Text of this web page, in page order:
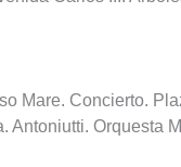
Mare. Concierto.
Antoniutti. Orquesta